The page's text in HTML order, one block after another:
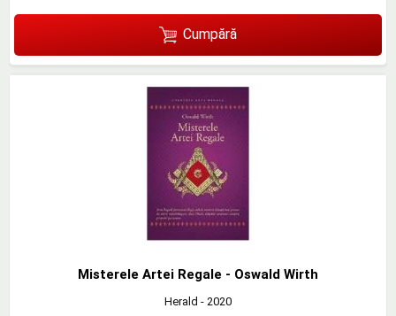
Cumpără
Misterele Artei Regale - Oswald Wirth
Herald - 2020